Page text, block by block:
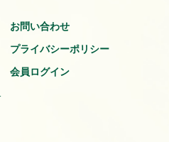
お問い合わせ
プライバシーポリシー
会員ログイン